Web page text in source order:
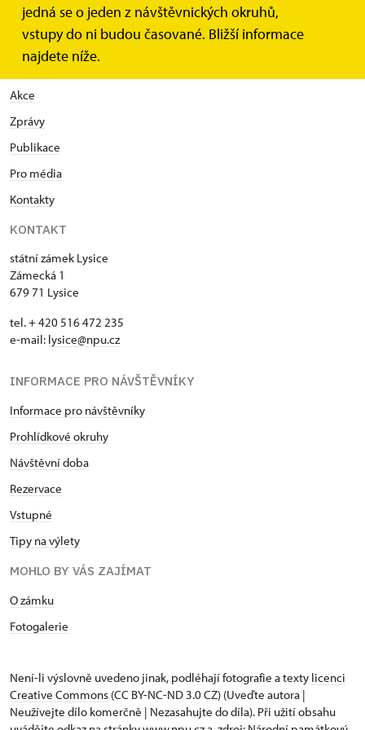
jedná se o jeden z návštěvnických okruhů,
vstupy do ni budou časované. Bližší informace
najdete níže.
Domů
Akce
Zprávy
Publikace
Pro média
Kontakty
KONTAKT
státní zámek Lysice
Zámecká 1
679 71 Lysice
tel. + 420 516 472 235
e-mail: ​lysice@npu.cz
INFORMACE PRO NÁVŠTĚVNÍKY
Informace pro návštěvníky
Prohlídkové okruhy
Návštěvní doba
Rezervace
Vstupné
Tipy na výlety
MOHLO BY VÁS ZAJÍMAT
O zámku
Fotogalerie
Není-li výslovně uvedeno jinak, podléhají fotografie a texty licenci
Creative Commons (CC BY-NC-ND 3.0 CZ) (Uveďte autora |
Neužívejte dílo komerčně | Nezasahujte do díla). Při užití obsahu